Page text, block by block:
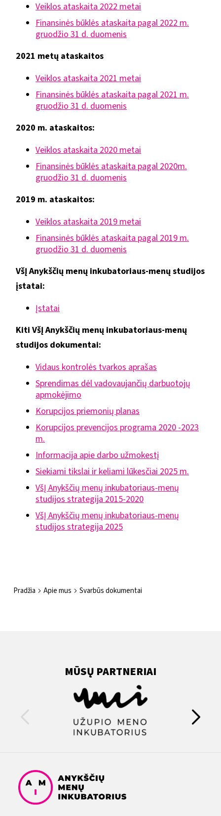
Veiklos ataskaita 2022 metai
Finansinės būklės ataskaita pagal 2022 m.
gruodžio 31 d. duomenis
2021 metų ataskaitos
Veiklos ataskaita 2021 metai
Finansinės būklės ataskaita pagal 2021 m.
gruodžio 31 d. duomenis
2020 m. ataskaitos:
Veiklos ataskaita 2020 metai
Finansinės būklės ataskaita pagal 2020m.
gruodžio 31 d. duomenis
2019 m. ataskaitos:
Veiklos ataskaita 2019 metai
Finansinės būklės ataskaita pagal 2019 m.
gruodžio 31 d. duomenis
VšĮ Anykščių menų inkubatoriaus-menų studijos
įstatai:
Įstatai
Kiti VšĮ Anykščių menų inkubatoriaus-menų
studijos dokumentai:
Vidaus kontrolės tvarkos aprašas
Sprendimas dėl vadovaujančių darbuotojų
apmokėjimo
Korupcijos priemonių planas
Korupcijos prevencijos programa 2020 -2023
m.
Informacija apie darbo užmokestį
Siekiami tikslai ir keliami lūkesčiai 2025 m.
VšĮ Anykščių menų inkubatoriaus-menų
studijos strategija 2015-2020
VšĮ Anykščių menų inkubatoriaus-menų
studijos strategija 2025
Pradžia Apie mus Svarbūs dokumentai
MŪSŲ PARTNERIAI